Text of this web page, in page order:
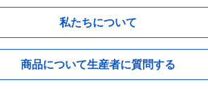
私たちについて
商品について生産者に質問する